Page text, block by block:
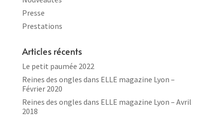
Presse
Prestations
Articles récents
Le petit paumée 2022
Reines des ongles dans ELLE magazine Lyon –
Février 2020
Reines des ongles dans ELLE magazine Lyon – Avril
2018